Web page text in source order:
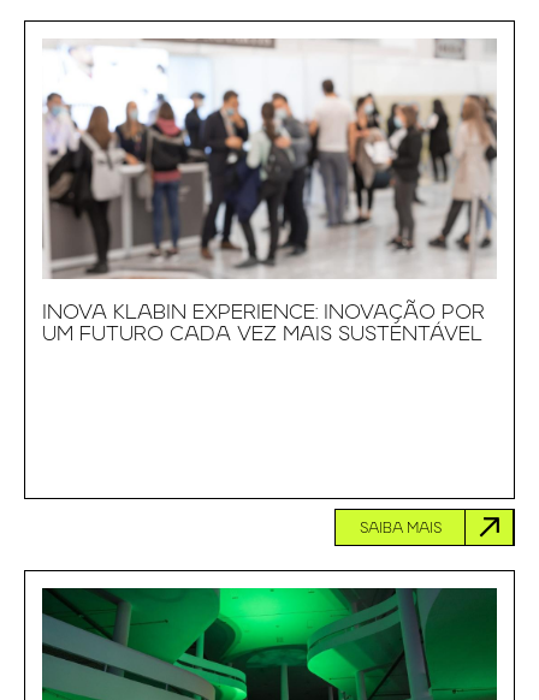
INOVA KLABIN EXPERIENCE: INOVAÇÃO POR
UM FUTURO CADA VEZ MAIS SUSTENTÁVEL
SAIBA MAIS